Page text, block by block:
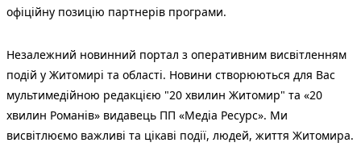
офіційну позицію партнерів програми.
Незалежний новинний портал з оперативним висвітленням
подій у Житомирі та області. Новини створюються для Вас
мультимедійною редакцією "20 хвилин Житомир" та «20
хвилин Романів» видавець ПП «Медіа Ресурс». Ми
висвітлюємо важливі та цікаві події, людей, життя Житомира.